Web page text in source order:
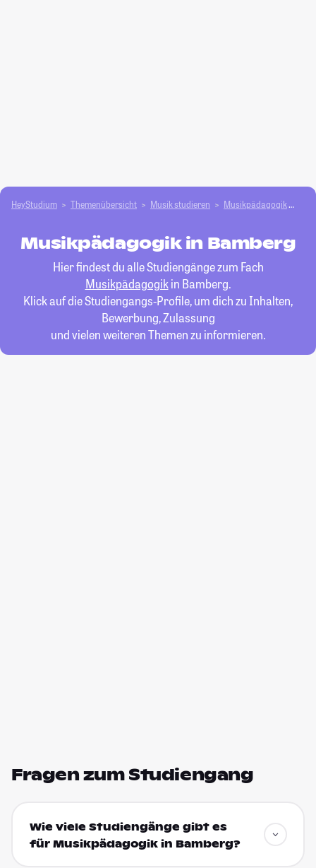
HeyStudium Themenübersicht Musik studieren Musikpädagogik
Musikpädagogik in Bamberg
Hier findest du alle Studiengänge zum Fach
Musikpädagogikin Bamberg.
Klick auf die Studiengangs-Profile, um dich zu Inhalten,
Bewerbung, Zulassung
und vielen weiteren Themen zu informieren.
Fragen zum Studiengang
Wie viele Studiengänge gibt es
für Musikpädagogik in Bamberg?